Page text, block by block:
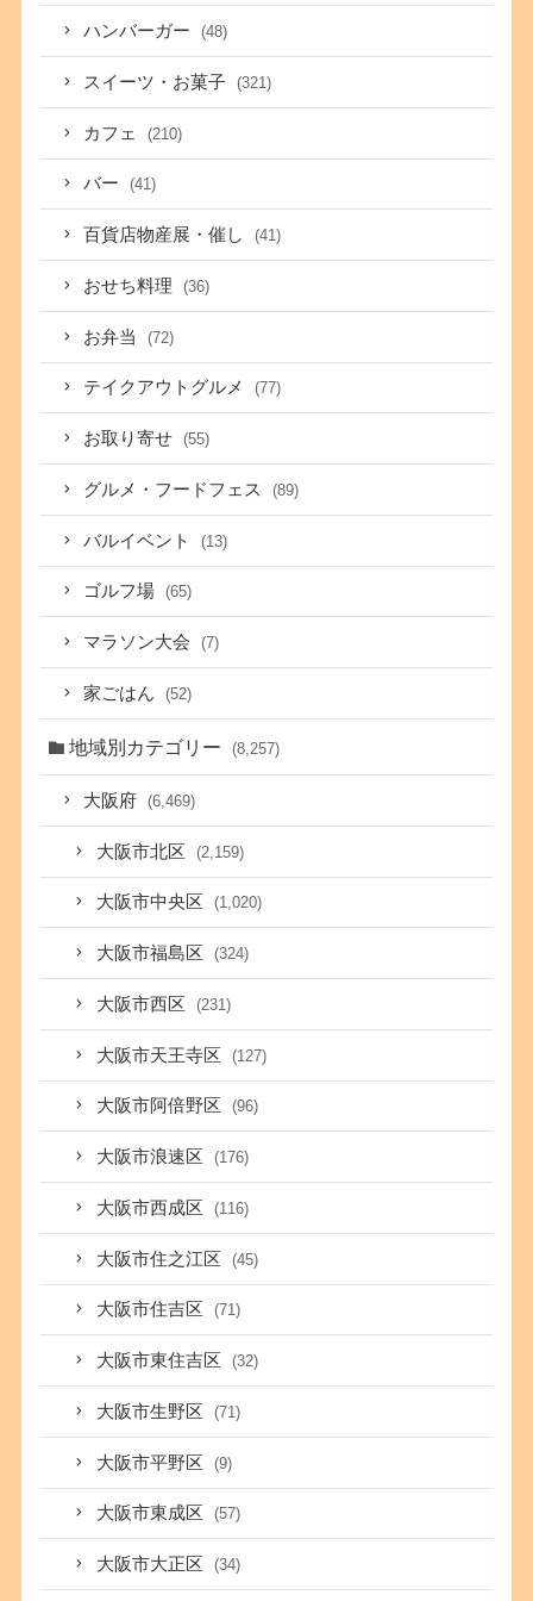
ハンバーガー (48)
スイーツ・お菓子 (321)
カフェ (210)
バー (41)
百貨店物産展・催し (41)
おせち料理 (36)
お弁当 (72)
テイクアウトグルメ (77)
お取り寄せ (55)
グルメ・フードフェス (89)
バルイベント (13)
ゴルフ場 (65)
マラソン大会 (7)
家ごはん (52)
地域別カテゴリー (8,257)
大阪府 (6,469)
大阪市北区 (2,159)
大阪市中央区 (1,020)
大阪市福島区 (324)
大阪市西区 (231)
大阪市天王寺区 (127)
大阪市阿倍野区 (96)
大阪市浪速区 (176)
大阪市西成区 (116)
大阪市住之江区 (45)
大阪市住吉区 (71)
大阪市東住吉区 (32)
大阪市生野区 (71)
大阪市平野区 (9)
大阪市東成区 (57)
大阪市大正区 (34)